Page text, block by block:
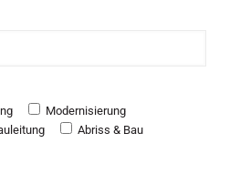
Modernisierung
Abriss & Bau